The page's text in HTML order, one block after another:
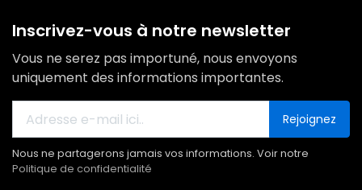
Inscrivez-vous à notre newsletter
Vous ne serez pas importuné, nous envoyons
uniquement des informations importantes.
Rejoignez
Nous ne partagerons jamais vos informations. Voir notre
Politique de confidentialité